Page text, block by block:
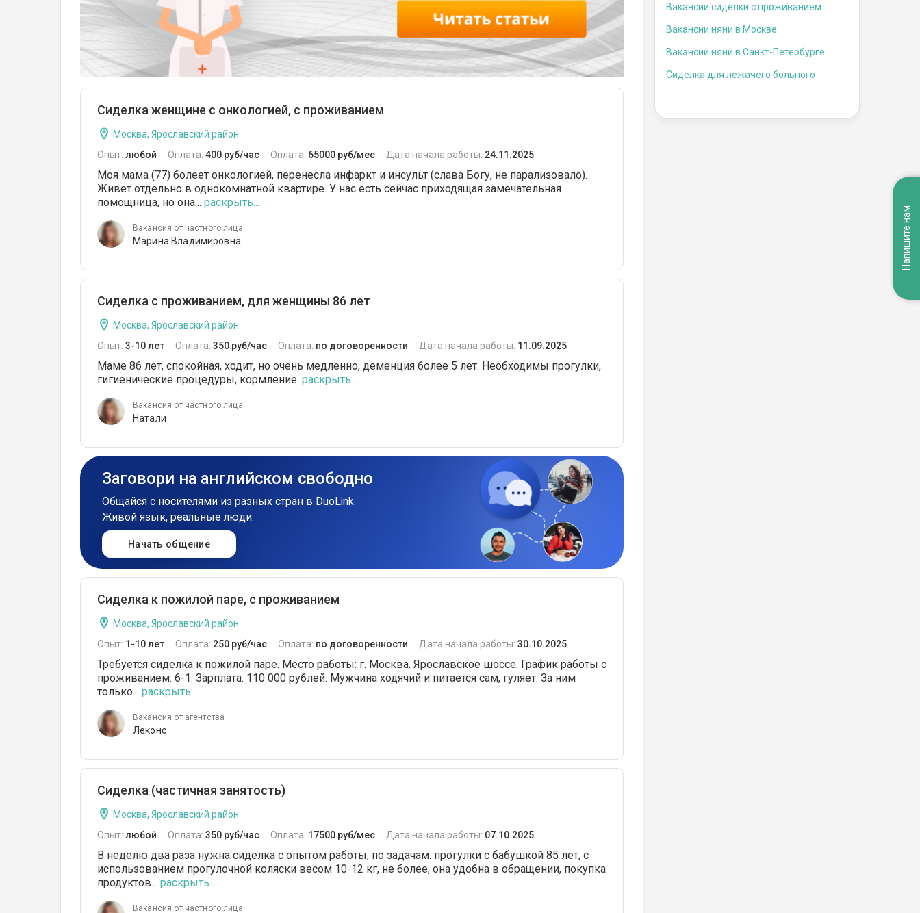
Сиделка женщине с онкологией, с проживанием
Москва, Ярославский район
Опыт: любой Оплата: 400 руб/час Оплата: 65000 руб/мес Дата начала работы: 24.11.2025
Моя мама (77) болеет онкологией, перенесла инфаркт и инсульт (слава Богу, не парализовало).
Живет отдельно в однокомнатной квартире. У нас есть сейчас приходящая замечательная
помощница, но она... раскрыть...
Вакансия от частного лица
Марина Владимировна
Сиделка с проживанием, для женщины 86 лет
Москва, Ярославский район
Опыт: 3-10 лет Оплата: 350 руб/час Оплата: по договоренности Дата начала работы: 11.09.2025
Маме 86 лет, спокойная, ходит, но очень медленно, деменция более 5 лет. Необходимы прогулки,
гигиенические процедуры, кормление. раскрыть...
Вакансия от частного лица
Натали
Заговори на английском свободно
Общайся с носителями из разных стран в DuoLink.
Живой язык, реальные люди.
Начать общение
Сиделка к пожилой паре, с проживанием
Москва, Ярославский район
Опыт: 1-10 лет Оплата: 250 руб/час Оплата: по договоренности Дата начала работы: 30.10.2025
Требуется сиделка к пожилой паре. Место работы: г. Москва. Ярославское шоссе. График работы с
проживанием: 6-1. Зарплата: 110 000 рублей. Мужчина ходячий и питается сам, гуляет. За ним
только... раскрыть...
Вакансия от агентства
Леконс
Сиделка (частичная занятость)
Москва, Ярославский район
Опыт: любой Оплата: 350 руб/час Оплата: 17500 руб/мес Дата начала работы: 07.10.2025
В неделю два раза нужна сиделка с опытом работы, по задачам: прогулки с бабушкой 85 лет, с
использованием прогулочной коляски весом 10-12 кг, не более, она удобна в обращении, покупка
продуктов... раскрыть...
Вакансия от частного лица
Вакансии сиделки с проживанием
Вакансии няни в Москве
Вакансии няни в Санкт-Петербурге
Сиделка для лежачего больного
Напишите нам